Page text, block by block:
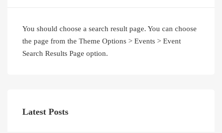
You should choose a search result page. You can choose
the page from the Theme Options > Events > Event
Search Results Page option.
Latest Posts